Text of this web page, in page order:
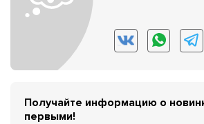
Получайте информацию о
первыми!